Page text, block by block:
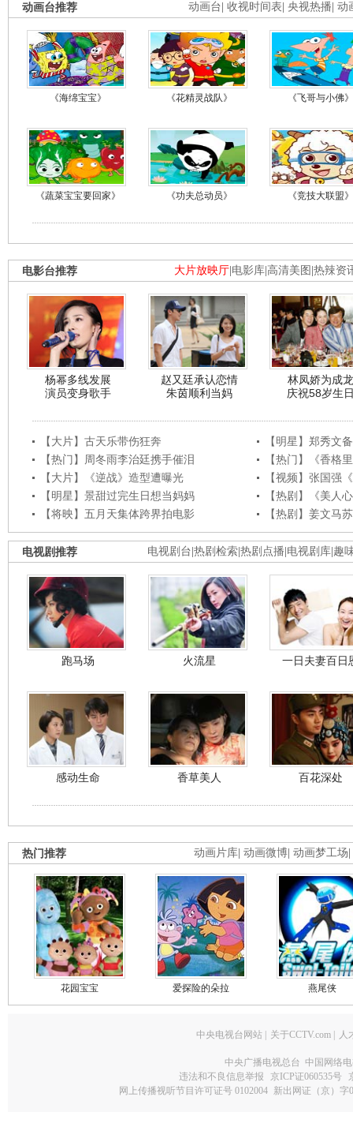
动画台 收视时间表 央视热播 动
动画台推荐
《海绵宝宝》 《花精灵战队》 《飞哥与小佛》
《蔬菜宝宝要回家》 《功夫总动员》 《竞技大联盟》
大片放映厅 电影库 高清美图 热辣资
电影台推荐
杨幂多线发展
演员变身歌手
赵又廷承认恋情
朱茵顺利当妈
林凤娇为成龙
庆祝58岁生
【大片】古天乐带伤狂奔
【明星】郑秀文
【热门】周冬雨李治廷携手催泪
【热门】《香格
【大片】《逆战》造型遭曝光
【视频】张国强
【明星】景甜过完生日想当妈妈
【热剧】《美人
【将映】五月天集体跨界拍电影
【热剧】姜文马
电视剧台 热剧检索 热剧点播 电视剧库 趣
电视剧推荐
跑马场 火流星 一日夫妻百日
感动生命 香草美人 百花深处
动画片库 动画微博 动画梦工场
热门推荐
花园宝宝 爱探险的朵拉 燕尾侠
中央电视台网站 关于CCTV.com 人
中央广播电视总台 中国网络
违法和不良信息举报
京ICP证060535号
网上传播视听节目许可证号 0102004 新出网证（京）